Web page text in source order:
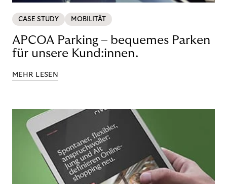
CASE STUDY MOBILITÄT
APCOA Parking – bequemes Parken
für unsere Kund:innen.
MEHR LESEN